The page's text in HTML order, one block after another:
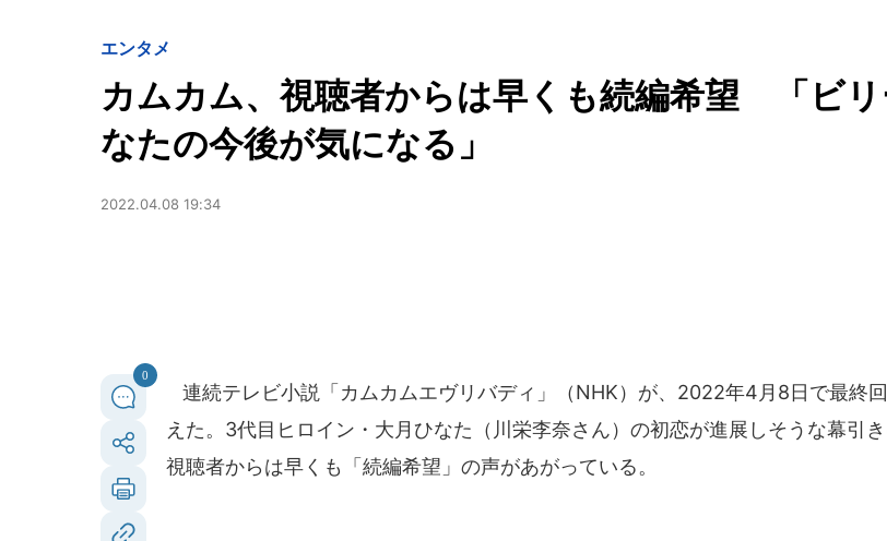
エンタメ
カムカム、視聴者からは早くも続編希望 「ビ
なたの今後が気になる」
2022.04.08 19:34
0
連続テレビ小説「カムカムエヴリバディ」（NHK）が、2022年4月8日で最終
えた。3代目ヒロイン・大月ひなた（川栄李奈さん）の初恋が進展しそうな幕引き
視聴者からは早くも「続編希望」の声があがっている。